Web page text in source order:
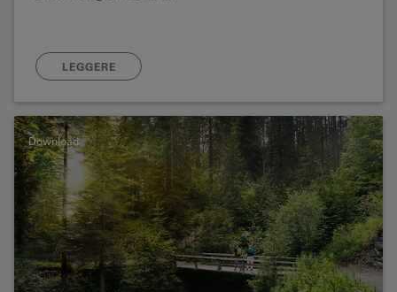
LEGGERE
Download